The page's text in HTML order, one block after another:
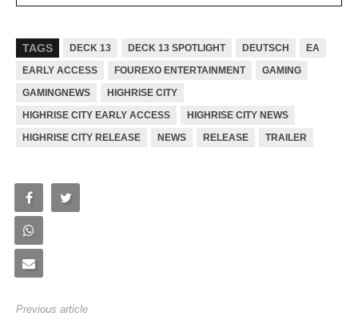
TAGS DECK 13 DECK 13 SPOTLIGHT DEUTSCH
EA
EARLY ACCESS
FOUREXO ENTERTAINMENT
GAMING
GAMINGNEWS
HIGHRISE CITY
HIGHRISE CITY EARLY ACCESS
HIGHRISE CITY NEWS
HIGHRISE CITY RELEASE
NEWS RELEASE TRAILER
Previous article